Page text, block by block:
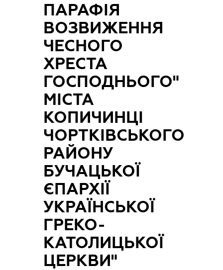
ПАРАФІЯ
ВОЗВИЖЕННЯ
ЧЕСНОГО
ХРЕСТА
ГОСПОДНЬОГО"
МІСТА
КОПИЧИНЦІ
ЧОРТКІВСЬКОГО
РАЙОНУ
БУЧАЦЬКОЇ
ЄПАРХІЇ
УКРАЇНСЬКОЇ
ГРЕКО-
КАТОЛИЦЬКОЇ
ЦЕРКВИ"